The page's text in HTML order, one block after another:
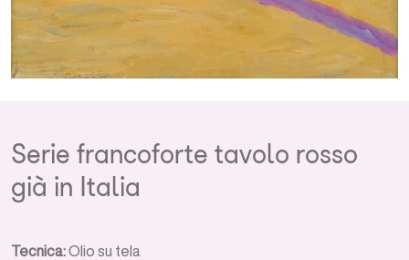
Serie francoforte tavolo rosso
già in Italia
Tecnica:Olio su tela